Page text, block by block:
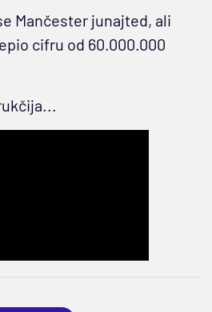
Mančester junajted, ali
cifru od 60.000.000